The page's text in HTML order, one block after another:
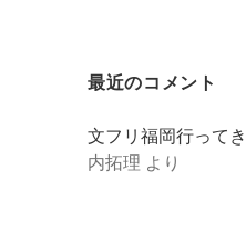
最近のコメント
文フリ福岡行って
内拓理 より